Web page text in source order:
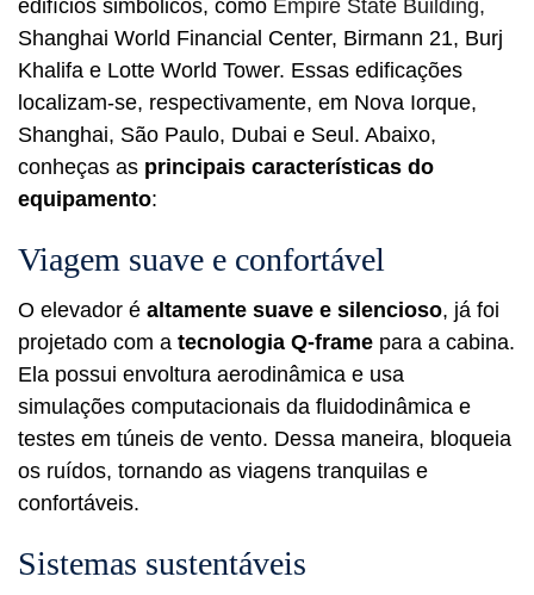
edifícios simbólicos, como Empire State Building,
Shanghai World Financial Center, Birmann 21, Burj
Khalifa e Lotte World Tower. Essas edificações
localizam-se, respectivamente, em Nova Iorque,
Shanghai, São Paulo, Dubai e Seul. Abaixo,
conheças as principais características do
equipamento:
Viagem suave e confortável
O elevador é altamente suave e silencioso, já foi
projetado com a tecnologia Q-frame para a cabina.
Ela possui envoltura aerodinâmica e usa
simulações computacionais da fluidodinâmica e
testes em túneis de vento. Dessa maneira, bloqueia
os ruídos, tornando as viagens tranquilas e
confortáveis.
Sistemas sustentáveis